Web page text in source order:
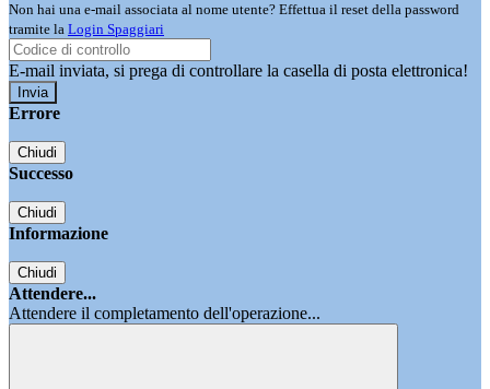
Non hai una e-mail associata al nome utente? Effettua il reset della password
tramite la Login Spaggiari
E-mail inviata, si prega di controllare la casella di posta elettronica!
Errore
Chiudi
Successo
Chiudi
Informazione
Chiudi
Attendere...
Attendere il completamento dell'operazione...